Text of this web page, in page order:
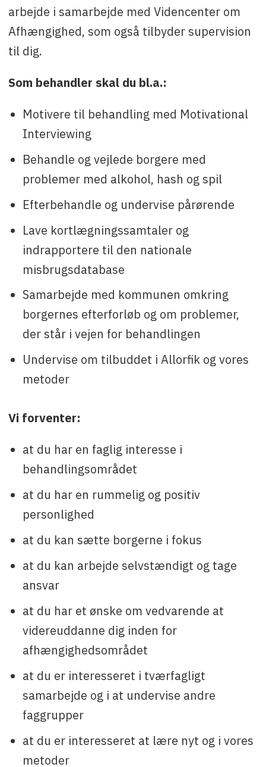
arbejde i samarbejde med Videncenter om
Afhængighed, som også tilbyder supervision
til dig.
Som behandler skal du bl.a.:
Motivere til behandling med Motivational
Interviewing
Behandle og vejlede borgere med
problemer med alkohol, hash og spil
Efterbehandle og undervise pårørende
Lave kortlægningssamtaler og
indrapportere til den nationale
misbrugsdatabase
Samarbejde med kommunen omkring
borgernes efterforløb og om problemer,
der står i vejen for behandlingen
Undervise om tilbuddet i Allorfik og vores
metoder
Vi forventer:
at du har en faglig interesse i
behandlingsområdet
at du har en rummelig og positiv
personlighed
at du kan sætte borgerne i fokus
at du kan arbejde selvstændigt og tage
ansvar
at du har et ønske om vedvarende at
videreuddanne dig inden for
afhængighedsområdet
at du er interesseret i tværfagligt
samarbejde og i at undervise andre
faggrupper
at du er interesseret at lære nyt og i vores
metoder